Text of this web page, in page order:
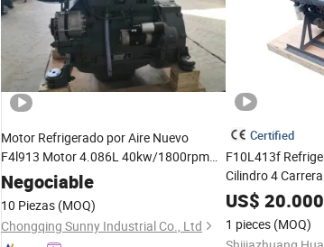
Motor Refrigerado por Aire Nuevo
F4l913 Motor 4.086L 40kw/1800rpm
para Maquinaria Usada Motor Completo
para Motor Deutz
F4l913/F6l913/F3l912/F2l912 para
Máquina de Minería
Negociable
10 Piezas (MOQ)
Chongqing Sunny Industrial Co., Ltd
Certified
F10L413f
Cilindro 4
motor Deutz
US$
1 pieces (MOQ)